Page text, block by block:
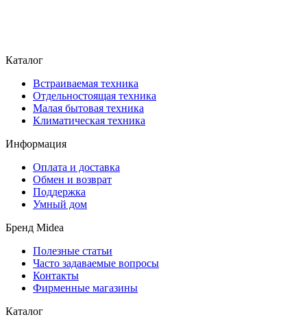
Каталог
Встраиваемая техника
Отдельностоящая техника
Малая бытовая техника
Климатическая техника
Информация
Оплата и доставка
Обмен и возврат
Поддержка
Умный дом
Бренд Midea
Полезные статьи
Часто задаваемые вопросы
Контакты
Фирменные магазины
Каталог